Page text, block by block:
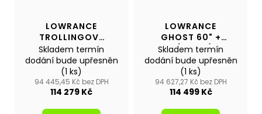
LOWRANCE
TROLLINGOVÝ
MOTOR RECON
54"FW
Skladem termín
dodání bude upřesněn
(1 ks)
94 445,45 Kč bez DPH
114 279 Kč
LOWRANCE
GHOST 60" +
DÁLKOVÝ
OVLADAČ TMR-1
Skladem termín
dodání bude upřesněn
(1 ks)
94 627,27 Kč bez DPH
114 499 Kč